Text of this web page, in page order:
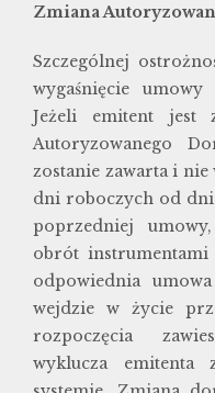
Zmiana
Szczególnej
wygaśnięcie
Jeżeli emitent jest
Autoryzowanego
zostanie zawarta i
dni roboczych od
poprzedniej
obrót instrumentami
odpowiednia
wejdzie w życie
rozpoczęcia
wyklucza